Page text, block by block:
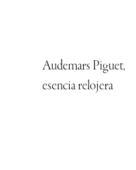
Audemars Piguet,
esencia relojera